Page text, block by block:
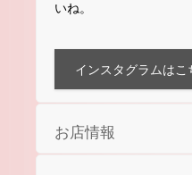
いね。
インスタグラムはこ
お店情報